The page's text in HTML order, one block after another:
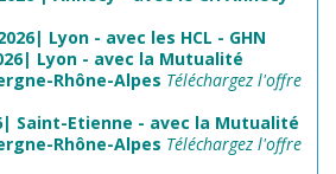
Lyon - avec les HCL - GHN
Lyon - avec la Mutualité
Rhône-Alpes Téléchargez l'offre
Saint-Etienne - avec la Mutualité
Rhône-Alpes Téléchargez l'offre